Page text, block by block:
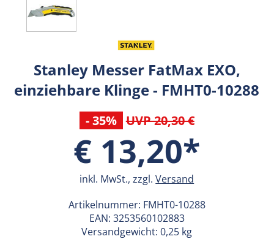
Stanley Messer FatMax EXO,
einziehbare Klinge - FMHT0-10288
- 35% UVP 20,30 €
€ 13,20*
inkl. MwSt., zzgl.Versand
Artikelnummer: FMHT0-10288
EAN: 3253560102883
Versandgewicht: 0,25 kg